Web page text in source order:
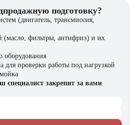
подготовку?
(двигатель, трансмиссия,
(масло, фильтры, антифриз) и их
оборудования
для проверки работы под нагрузкой
специалист закрепит за вами